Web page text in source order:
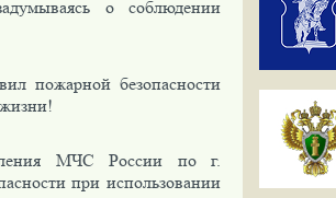
о соблюдении
пожарной безопасности
МЧС России по г.
при использовании